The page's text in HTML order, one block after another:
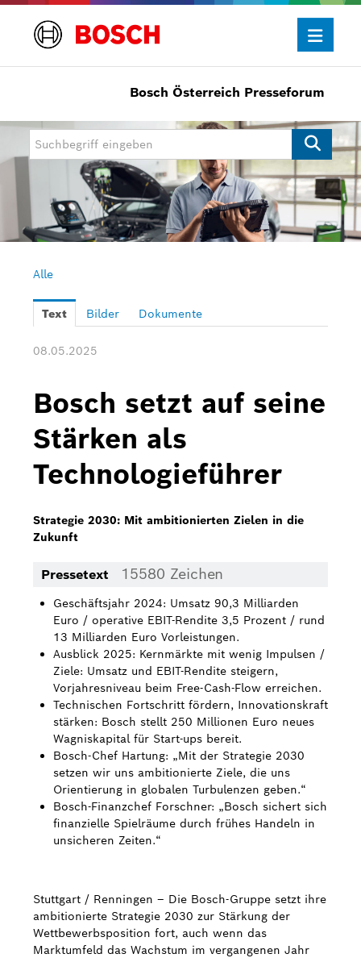
Presseinformationen
Allgemein/Wirtschaft
Bosch Innovationspreis
eBike Systems
Mobility
Power Tools
Buderus
Pressemappen
Hausgeräte
Downloads
Fotos
Videos
Über uns
Bosch in Österreich
Karriere bei Bosch in Österreich
Bosch Weltweit
Kontakt
Bosch Österreich Presseforum
Alle
Text Bilder Dokumente
08.05.2025
Bosch setzt auf seine
Stärken als
Technologieführer
Strategie 2030: Mit ambitionierten Zielen in die
Zukunft
Pressetext 15580 Zeichen
Geschäftsjahr 2024: Umsatz 90,3 Milliarden
Euro / operative EBIT-Rendite 3,5 Prozent / rund
13 Milliarden Euro Vorleistungen.
Ausblick 2025: Kernmärkte mit wenig Impulsen /
Ziele: Umsatz und EBIT-Rendite steigern,
Vorjahresniveau beim Free-Cash-Flow erreichen.
Technischen Fortschritt fördern, Innovationskraft
stärken: Bosch stellt 250 Millionen Euro neues
Wagniskapital für Start-ups bereit.
Bosch-Chef Hartung: „Mit der Strategie 2030
setzen wir uns ambitionierte Ziele, die uns
Orientierung in globalen Turbulenzen geben.“
Bosch-Finanzchef Forschner: „Bosch sichert sich
finanzielle Spielräume durch frühes Handeln in
unsicheren Zeiten.“
Stuttgart / Renningen – Die Bosch-Gruppe setzt ihre
ambitionierte Strategie 2030 zur Stärkung der
Wettbewerbsposition fort, auch wenn das
Marktumfeld das Wachstum im vergangenen Jahr